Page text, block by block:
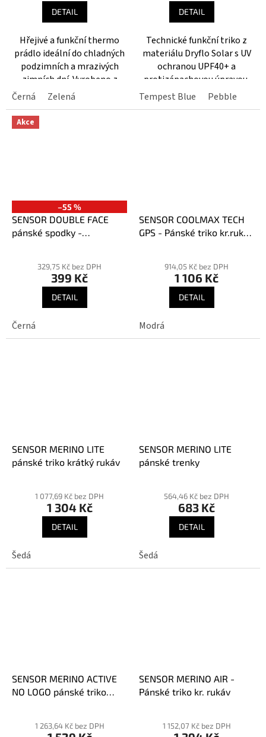
DETAIL
Hřejivé a funkční thermo
prádlo ideální do chladných
podzimních a mrazivých
zimních dní. Vyrobeno z
kvalitní Merino vlny a
Černá Zelená
DETAIL
Technické funkční triko z
materiálu Dryflo Solar s UV
ochranou UPF40+ a
protizápachovou úpravou.
Tempest Blue
Pebble
Akce
–55 %
SENSOR DOUBLE FACE
pánské spodky -
329,75 Kč bez DPH
399 Kč
DETAIL
Černá
SENSOR COOLMAX TECH
GPS - Pánské triko kr.rukáv
914,05 Kč bez DPH
1 106 Kč
DETAIL
Modrá
SENSOR MERINO LITE
pánské triko krátký rukáv
1 077,69 Kč bez DPH
1 304 Kč
DETAIL
Šedá
SENSOR MERINO LITE
pánské trenky
564,46 Kč bez DPH
683 Kč
DETAIL
Šedá
SENSOR MERINO ACTIVE
NO LOGO pánské triko
1 263,64 Kč bez DPH
SENSOR MERINO AIR -
Pánské triko kr. rukáv
1 152,07 Kč bez DPH